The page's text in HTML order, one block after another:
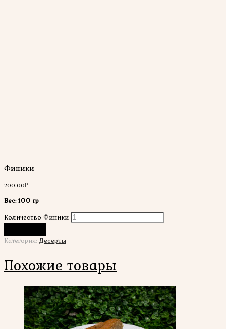
Финики
200.00₽
Вес: 100 гр
Количество Финики
Категория: Десерты
Похожие товары